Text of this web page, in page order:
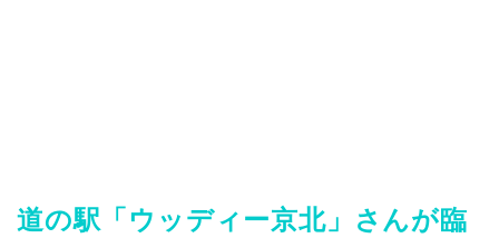
道の駅「ウッディー京北」さんが臨